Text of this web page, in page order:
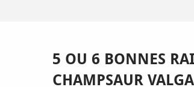
5 OU 6 BONNES
CHAMPSAUR